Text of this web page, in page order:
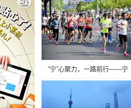
“宁”心聚力，一路前行——宁